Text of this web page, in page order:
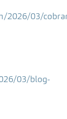
2026/03/
03/blog-